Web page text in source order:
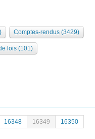
Comptes-rendus (3429)
lois (101)
16348 16349
16350